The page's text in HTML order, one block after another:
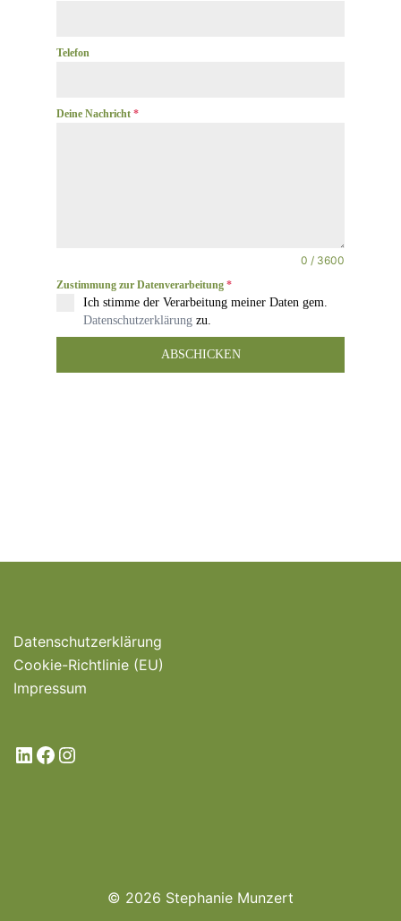
Telefon
Deine Nachricht *
0 / 3600
Zustimmung zur Datenverarbeitung *
Ich stimme der Verarbeitung meiner Daten gem.
Datenschutzerklärung zu.
ABSCHICKEN
Datenschutzerklärung
Cookie-Richtlinie (EU)
Impressum
LinkedIn
Facebook
Instagram
© 2026 Stephanie Munzert